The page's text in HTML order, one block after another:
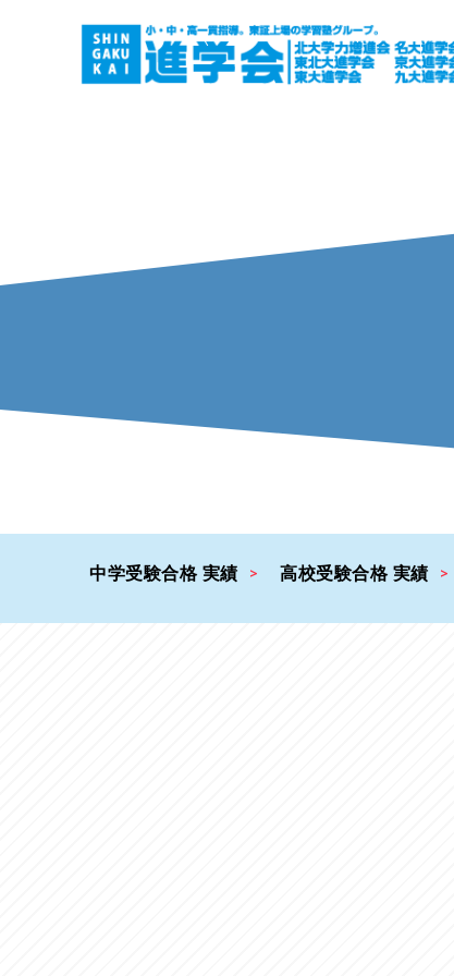
中学受験合格 実績 高校受験合格 実績